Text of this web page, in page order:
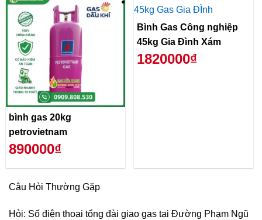
bình gas 20kg
petrovietnam
890000₫
Bình Gas Công nghiệp
45kg Gia Đình Xám
1820000₫
Câu Hỏi Thường Gặp
Hỏi: Số điện thoại tổng đài giao gas tại Đường Phạm Ngũ